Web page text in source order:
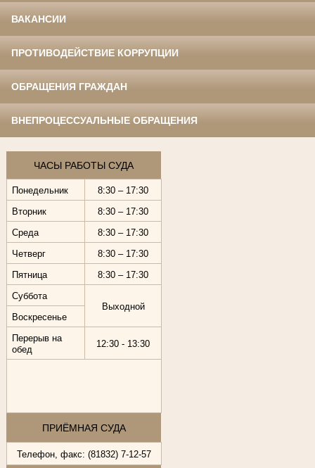
ВАКАНСИИ
ПРОТИВОДЕЙСТВИЕ КОРРУПЦИИ
ОБРАЩЕНИЯ ГРАЖДАН
ВНЕПРОЦЕССУАЛЬНЫЕ ОБРАЩЕНИЯ
ЧАСЫ РАБОТЫ СУДА
Понедельник
8:30 – 17:30
Вторник
8:30 – 17:30
Среда
8:30 – 17:30
Четверг
8:30 – 17:30
Пятница
8:30 – 17:30
Суббота
Выходной
Воскресенье
Перерыв на
обед
12:30 - 13:30
ПРИЁМНАЯ СУДА
Телефон, факс: (81832) 7-12-57